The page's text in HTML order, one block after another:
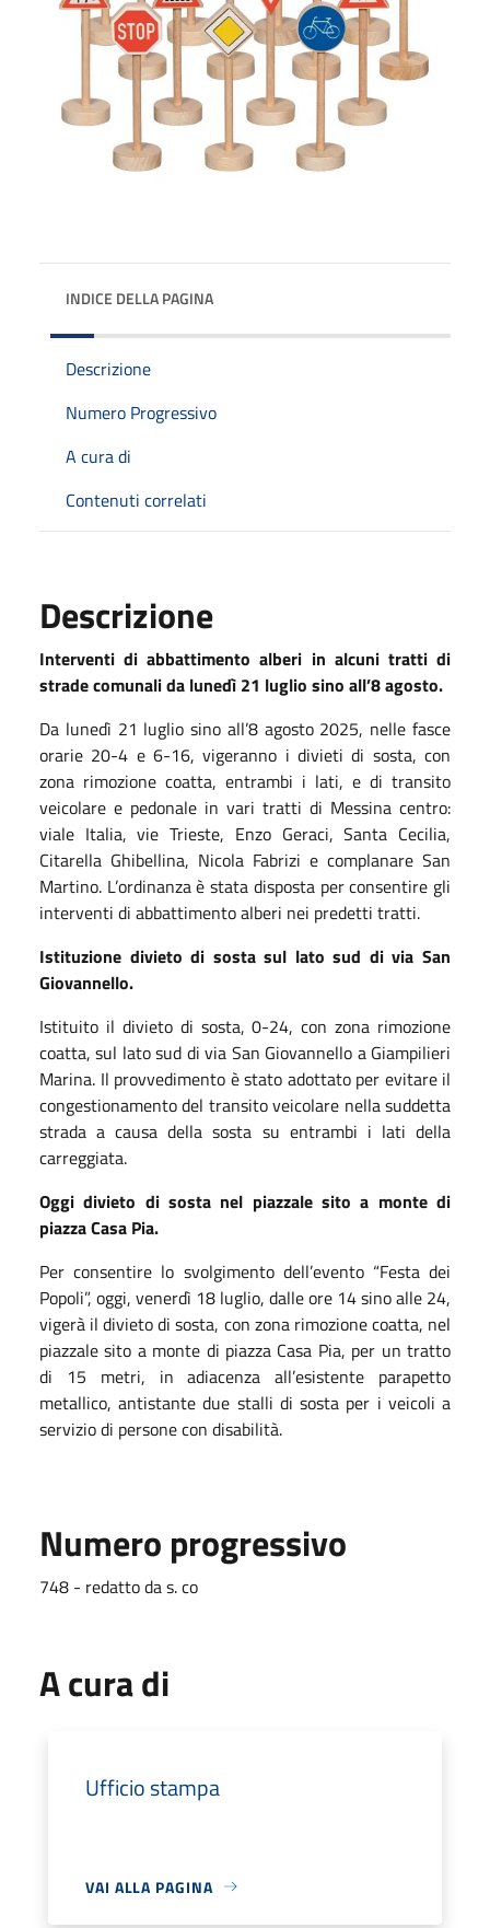
INDICE DELLA PAGINA
Descrizione
Numero Progressivo
A cura di
Contenuti correlati
Descrizione
Interventi di abbattimento alberi in alcuni tratti di
strade comunali da lunedì 21 luglio sino all’8 agosto.
Da lunedì 21 luglio sino all’8 agosto 2025, nelle fasce
orarie 20-4 e 6-16, vigeranno i divieti di sosta, con
zona rimozione coatta, entrambi i lati, e di transito
veicolare e pedonale in vari tratti di Messina centro:
viale Italia, vie Trieste, Enzo Geraci, Santa Cecilia,
Citarella Ghibellina, Nicola Fabrizi e complanare San
Martino. L’ordinanza è stata disposta per consentire gli
interventi di abbattimento alberi nei predetti tratti.
Istituzione divieto di sosta sul lato sud di via San
Giovannello.
Istituito il divieto di sosta, 0-24, con zona rimozione
coatta, sul lato sud di via San Giovannello a Giampilieri
Marina. Il provvedimento è stato adottato per evitare il
congestionamento del transito veicolare nella suddetta
strada a causa della sosta su entrambi i lati della
carreggiata.
Oggi divieto di sosta nel piazzale sito a monte di
piazza Casa Pia.
Per consentire lo svolgimento dell’evento “Festa dei
Popoli”, oggi, venerdì 18 luglio, dalle ore 14 sino alle 24,
vigerà il divieto di sosta, con zona rimozione coatta, nel
piazzale sito a monte di piazza Casa Pia, per un tratto
di 15 metri, in adiacenza all’esistente parapetto
metallico, antistante due stalli di sosta per i veicoli a
servizio di persone con disabilità.
Numero progressivo
748 - redatto da s. co
A cura di
Ufficio stampa
VAI ALLA PAGINA